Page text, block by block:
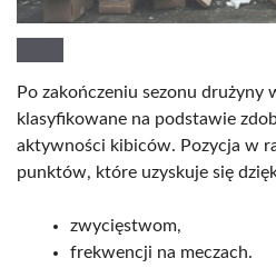
Po zakończeniu sezonu drużyny
klasyfikowane na podstawie
aktywności kibiców. Pozycja w
punktów, które uzyskuje się
zwycięstwom,
frekwencji na meczach.